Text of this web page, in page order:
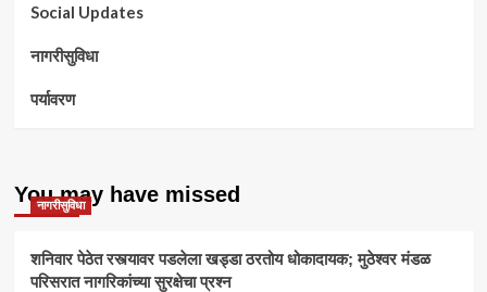
Social Updates
नागरीसुविधा
पर्यावरण
You may have missed
नागरीसुविधा
शनिवार पेठेत रस्त्यावर पडलेला खड्डा ठरतोय धोकादायक; मुठेश्वर मंडळ
परिसरात नागरिकांच्या सुरक्षेचा प्रश्न